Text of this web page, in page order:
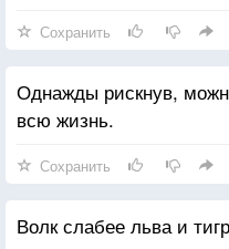
Сохранить
Однажды рискнув,
всю жизнь.
Сохранить
Волк слабее льва и